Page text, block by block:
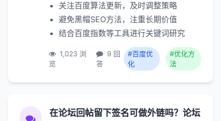
关注百度算法更新，及时调整策略
避免黑帽SEO方法，注重长期价值
结合百度指数等工具进行关键词研究
1,023 浏
览
9 回
答
#百度优
化
#优化方
法
在论坛回帖留下签名可做外链吗？论坛